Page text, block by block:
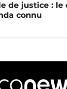
de justice : le
connu